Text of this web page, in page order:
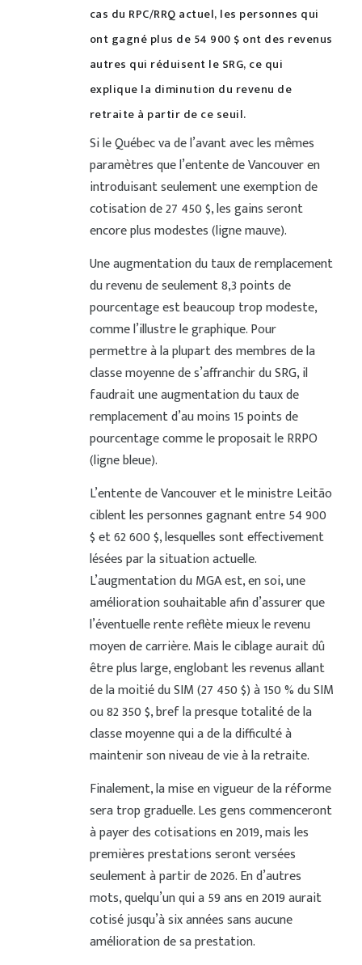
cas du RPC/RRQ actuel, les personnes qui
ont gagné plus de 54 900 $ ont des revenus
autres qui réduisent le SRG, ce qui
explique la diminution du revenu de
retraite à partir de ce seuil.
Si le Québec va de l’avant avec les mêmes
paramètres que l’entente de Vancouver en
introduisant seulement une exemption de
cotisation de 27 450 $, les gains seront
encore plus modestes (ligne mauve).
Une augmentation du taux de remplacement
du revenu de seulement 8,3 points de
pourcentage est beaucoup trop modeste,
comme l’illustre le graphique. Pour
permettre à la plupart des membres de la
classe moyenne de s’affranchir du SRG, il
faudrait une augmentation du taux de
remplacement d’au moins 15 points de
pourcentage comme le proposait le RRPO
(ligne bleue).
L’entente de Vancouver et le ministre Leitão
ciblent les personnes gagnant entre 54 900
$ et 62 600 $, lesquelles sont effectivement
lésées par la situation actuelle.
L’augmentation du MGA est, en soi, une
amélioration souhaitable afin d’assurer que
l’éventuelle rente reflète mieux le revenu
moyen de carrière. Mais le ciblage aurait dû
être plus large, englobant les revenus allant
de la moitié du SIM (27 450 $) à 150 % du SIM
ou 82 350 $, bref la presque totalité de la
classe moyenne qui a de la difficulté à
maintenir son niveau de vie à la retraite.
Finalement, la mise en vigueur de la réforme
sera trop graduelle. Les gens commenceront
à payer des cotisations en 2019, mais les
premières prestations seront versées
seulement à partir de 2026. En d’autres
mots, quelqu’un qui a 59 ans en 2019 aurait
cotisé jusqu’à six années sans aucune
amélioration de sa prestation.